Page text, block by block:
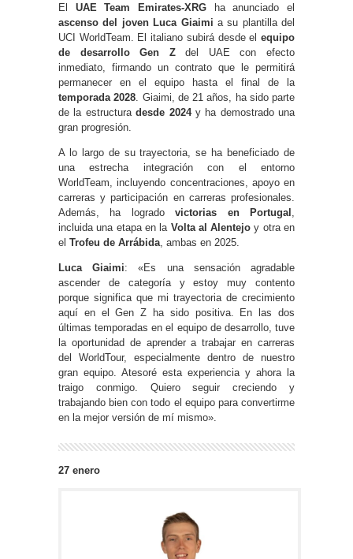
El UAE Team Emirates-XRG ha anunciado el
ascenso del joven Luca Giaimi a su plantilla del
UCI WorldTeam. El italiano subirá desde el equipo
de desarrollo Gen Zdel UAE con efecto
inmediato, firmando un contrato que le permitirá
permanecer en el equipo hasta el final de la
temporada 2028 . Giaimi, de 21 años, ha sido parte
de la estructuradesde 2024y ha demostrado una
gran progresión.
A lo largo de su trayectoria, se ha beneficiado de
una estrecha integración con el entorno
WorldTeam, incluyendo concentraciones, apoyo en
carreras y participación en carreras profesionales.
Además, ha logradovictorias en Portugal
incluida una etapa en la Volta al Alentejo y otra en
el Trofeu de Arrábida , ambas en 2025.
Luca Giaimi: «Es una sensación agradable
ascender de categoría y estoy muy contento
porque significa que mi trayectoria de crecimiento
aquí en el Gen Z ha sido positiva. En las dos
últimas temporadas en el equipo de desarrollo, tuve
la oportunidad de aprender a trabajar en carreras
del WorldTour, especialmente dentro de nuestro
gran equipo. Atesoré esta experiencia y ahora la
traigo conmigo. Quiero seguir creciendo y
trabajando bien con todo el equipo para convertirme
en la mejor versión de mí mismo».
27 enero